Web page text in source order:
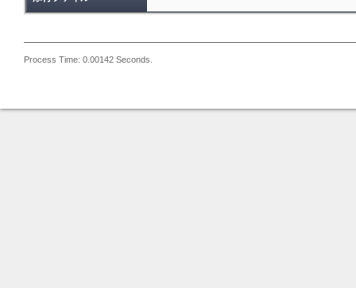
Process Time: 0.00142 Seconds.